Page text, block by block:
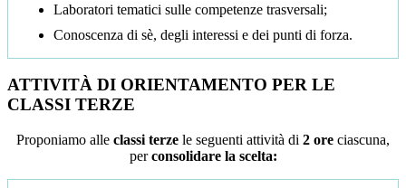
Laboratori tematici sulle competenze trasversali;
Conoscenza di sè, degli interessi e dei punti di forza.
ATTIVITÀ DI ORIENTAMENTO PER LE
CLASSI TERZE
Proponiamo alle classi terze le seguenti attività di 2 ore ciascuna,
perconsolidare la scelta: